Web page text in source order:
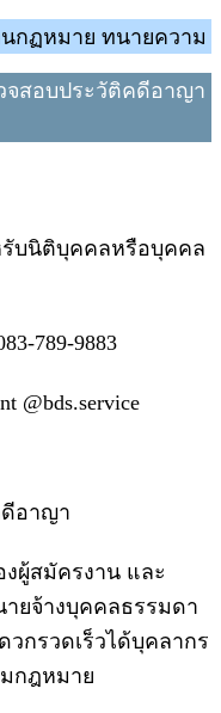
กฏหมาย ทนายความ
จสอบประวัติคดีอาญา
บนิติบุคคลหรือบุคคล
789-9883
@bds.service
อาญา
ผู้สมัครงาน และ
ยจ้างบุคคลธรรมดา
วกรวดเร็วได้บุคลากร
กฎหมาย